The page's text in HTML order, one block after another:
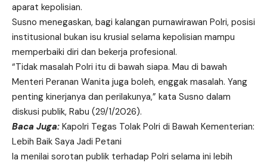
aparat kepolisian.
Susno menegaskan, bagi kalangan purnawirawan Polri, posisi
institusional bukan isu krusial selama kepolisian mampu
memperbaiki diri dan bekerja profesional.
“Tidak masalah Polri itu di bawah siapa. Mau di bawah
Menteri Peranan Wanita juga boleh, enggak masalah. Yang
penting kinerjanya dan perilakunya,” kata Susno dalam
diskusi publik, Rabu (29/1/2026).
Baca Juga: Kapolri Tegas Tolak Polri di Bawah Kementerian:
Lebih Baik Saya Jadi Petani
Ia menilai sorotan publik terhadap Polri selama ini lebih